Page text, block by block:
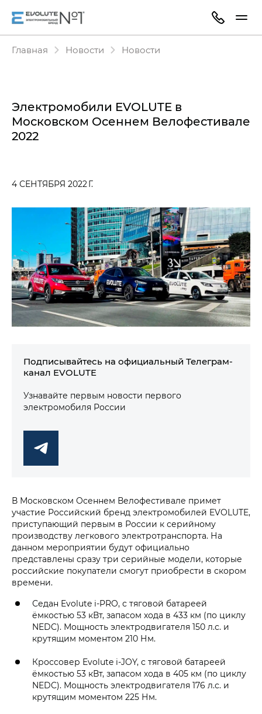
Главная Новости Новости
Электромобили EVOLUTE в
Московском Осеннем Велофестивале
2022
4 СЕНТЯБРЯ 2022 Г.
Подписывайтесь на официальный Телеграм-
канал EVOLUTE
Узнавайте первым новости первого
электромобиля России
В Московском Осеннем Велофестивале примет
участие Российский бренд электромобилей EVOLUTE,
приступающий первым в России к серийному
производству легкового электротранспорта. На
данном мероприятии будут официально
представлены сразу три серийные модели, которые
российские покупатели смогут приобрести в скором
времени.
Седан Evolute i‑PRO, с тяговой батареей
ёмкостью 53 кВт, запасом хода в 433 км (по циклу
NEDC). Мощность электродвигателя 150 л.с. и
крутящим моментом 210 Нм.
Кроссовер Evolute i‑JOY, с тяговой батареей
ёмкостью 53 кВт, запасом хода в 405 км (по циклу
NEDC). Мощность электродвигателя 176 л.с. и
крутящим моментом 225 Нм.